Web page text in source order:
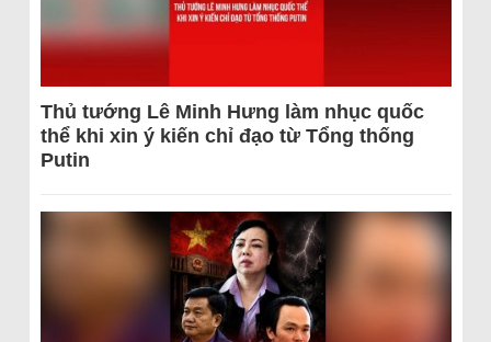
Thủ tướng Lê Minh Hưng làm nhục quốc
thể khi xin ý kiến chỉ đạo từ Tổng thống
Putin